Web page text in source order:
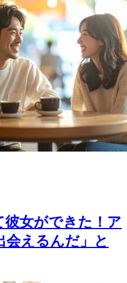
彼女ができた！ア
会えるんだ」と